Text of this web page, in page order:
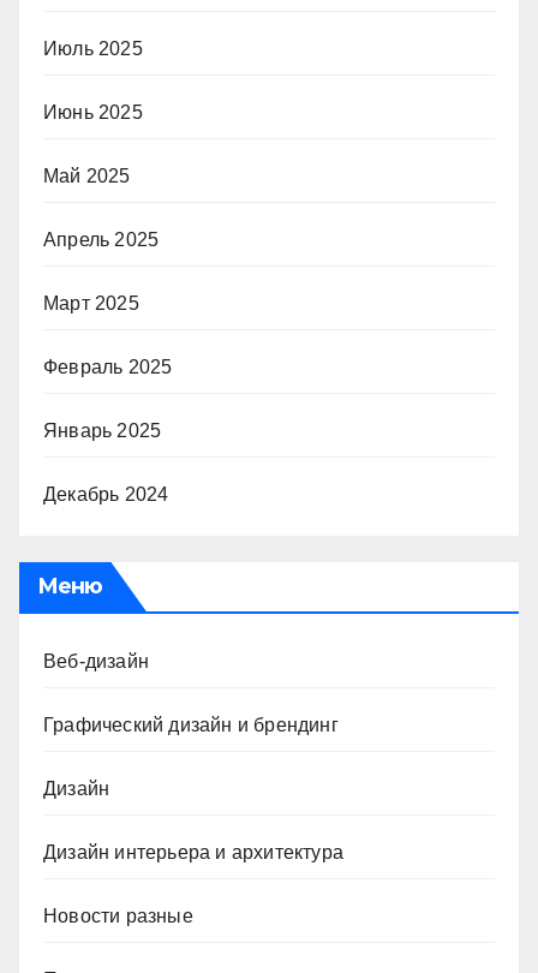
Июль 2025
Июнь 2025
Май 2025
Апрель 2025
Март 2025
Февраль 2025
Январь 2025
Декабрь 2024
Меню
Веб-дизайн
Графический дизайн и брендинг
Дизайн
Дизайн интерьера и архитектура
Новости разные